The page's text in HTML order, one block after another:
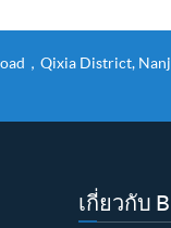
，Qixia District,
เกี่ยวกับ